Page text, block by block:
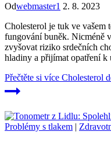
Odwebmaster1 2. 8. 2023
Cholesterol je tuk ve vašem
fungování buněk. Nicméně
zvyšovat riziko srdečních
hladiny a přijímat opatření k
Přečtěte si více Cholesterol
Problémy s tlakem |